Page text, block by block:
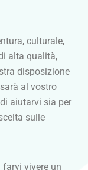
culturale,
alta qualità,
disposizione
al vostro
aiutarvi sia per
sulle
vivere un